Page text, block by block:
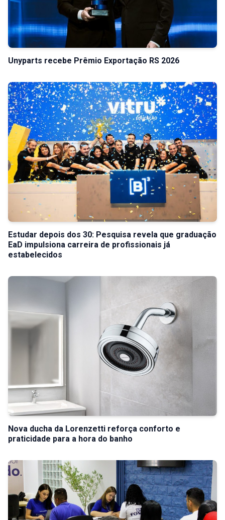
Unyparts recebe Prêmio Exportação RS 2026
Estudar depois dos 30: Pesquisa revela que graduação
EaD impulsiona carreira de profissionais já
estabelecidos
Nova ducha da Lorenzetti reforça conforto e
praticidade para a hora do banho